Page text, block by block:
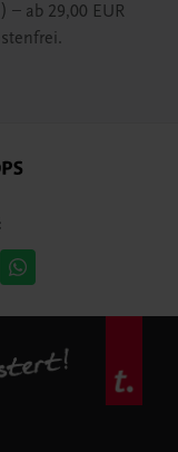
ab 29,00 EUR